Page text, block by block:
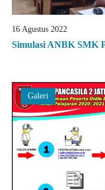
16 Agustus 2022
Simulasi ANBK SMK
Galeri